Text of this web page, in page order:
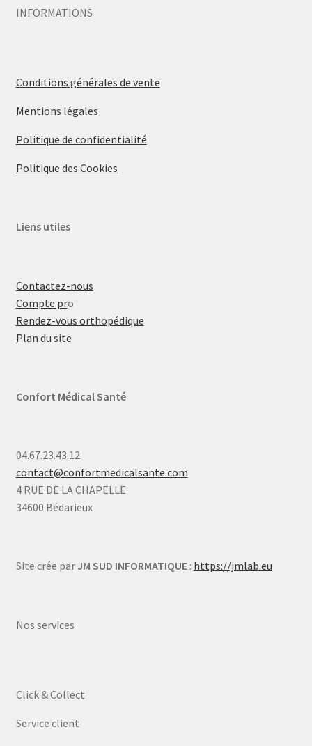
INFORMATIONS
Conditions générales de vente
Mentions légales
Politique de confidentialité
Politique des Cookies
Liens utiles
Contactez-nous
Compte pro
Rendez-vous orthopédique
Plan du site
Confort Médical Santé
04.67.23.43.12
contact@confortmedicalsante.com
4 RUE DE LA CHAPELLE
34600 Bédarieux
Site crée par JM SUD INFORMATIQUE: https://jmlab.eu
Nos services
Click & Collect
Service client